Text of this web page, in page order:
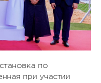
по
при участии